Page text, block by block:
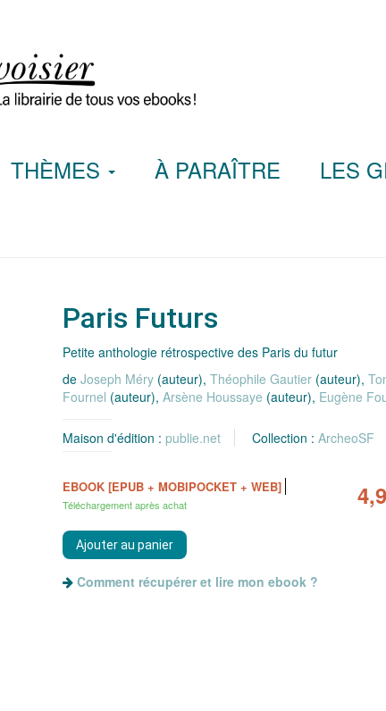
THÈMES À PARAÎTRE LES
Paris Futurs
Petite anthologie rétrospective des Paris du futur
de Joseph Méry (auteur), Théophile Gautier (auteur),
Fournel (auteur), Arsène Houssaye (auteur), Eugène
Maison d'édition : publie.net Collection : ArcheoSF
EBOOK [EPUB + MOBIPOCKET + WEB]
Téléchargement après achat
Comment récupérer et lire mon ebook ?